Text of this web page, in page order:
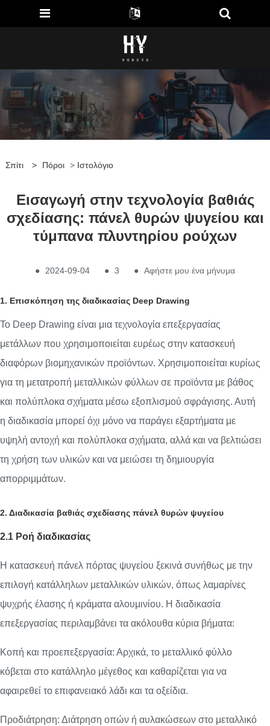
Σπίτι > Πόροι > Ιστολόγιο
Εισαγωγή στην τεχνολογία βαθιάς
σχεδίασης: πάνελ θυρών ψυγείου και
τύμπανα πλυντηρίου ρούχων
● 2024-09-04 ● 3 ● Αφήστε μου ένα μήνυμα
1. Επισκόπηση της διαδικασίας Deep Drawing
Το Deep Drawing είναι μια τεχνολογία επεξεργασίας
μετάλλων που χρησιμοποιείται ευρέως στην κατασκευή
διαφόρων βιομηχανικών προϊόντων. Χρησιμοποιείται κυρίως
για τη μετατροπή μεταλλικών φύλλων σε προϊόντα με βάθος
και πολύπλοκα σχήματα μέσω εξοπλισμού σφράγισης. Αυτή
η διαδικασία μπορεί όχι μόνο να παράγει εξαρτήματα με
υψηλή αντοχή και πολύπλοκα σχήματα, αλλά και να βελτιώσει
τη χρήση των υλικών και να μειώσει τη δημιουργία
απορριμμάτων.
2. Διαδικασία βαθιάς σχεδίασης πάνελ θυρών ψυγείου
2.1 Ροή διαδικασίας
Η κατασκευή πάνελ πόρτας ψυγείου ξεκινά συνήθως με την
επιλογή κατάλληλων μεταλλικών υλικών, όπως λαμαρίνες
ψυχρής έλασης ή κράματα αλουμινίου. Η διαδικασία
επεξεργασίας περιλαμβάνει τα ακόλουθα κύρια βήματα:
Κοπή και προεπεξεργασία: Αρχικά, το μεταλλικό φύλλο
κόβεται στο κατάλληλο μέγεθος και καθαρίζεται για να
αφαιρεθεί το επιφανειακό λάδι και τα οξείδια.
Προδιάτρηση: Διάτρηση οπών ή αυλακώσεων στο μεταλλικό